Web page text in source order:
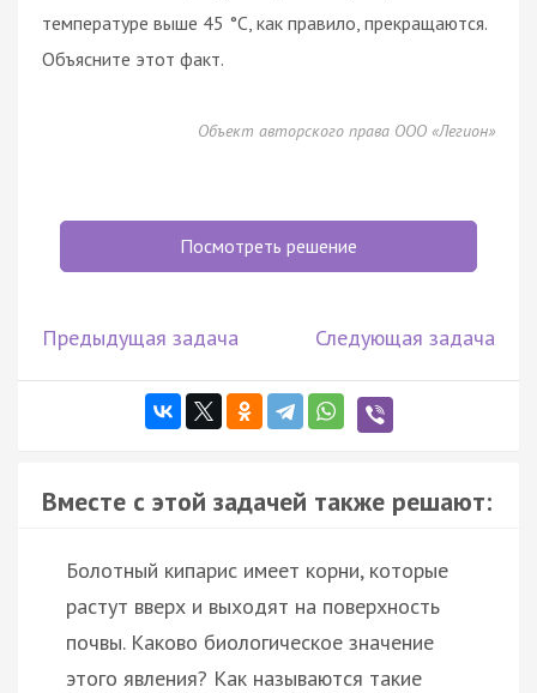
температуре выше 45 °C, как правило, прекращаются.
Объясните этот факт.
Объект авторского права ООО «Легион»
Посмотреть решение
Предыдущая задача Следующая задача
Вместе с этой задачей также решают:
Болотный кипарис имеет корни, которые
растут вверх и выходят на поверхность
почвы. Каково биологическое значение
этого явления? Как называются такие